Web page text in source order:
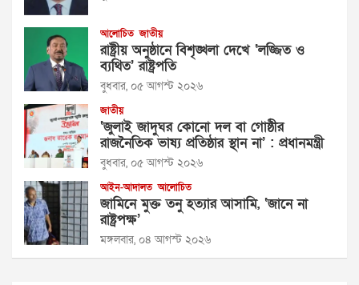
আলোচিত জাতীয়
রাষ্ট্রীয় অনুষ্ঠানে বিশৃঙ্খলা দেখে ‘লজ্জিত ও
ব্যথিত’ রাষ্ট্রপতি
বুধবার, ০৫ আগস্ট ২০২৬
জাতীয়
‘জুলাই জাদুঘর কোনো দল বা গোষ্ঠীর
রাজনৈতিক ভাষ্য প্রতিষ্ঠার স্থান না’ : প্রধানমন্ত্রী
বুধবার, ০৫ আগস্ট ২০২৬
আইন-আদালত আলোচিত
জামিনে মুক্ত তনু হত্যার আসামি, ‘জানে না
রাষ্ট্রপক্ষ’
মঙ্গলবার, ০৪ আগস্ট ২০২৬